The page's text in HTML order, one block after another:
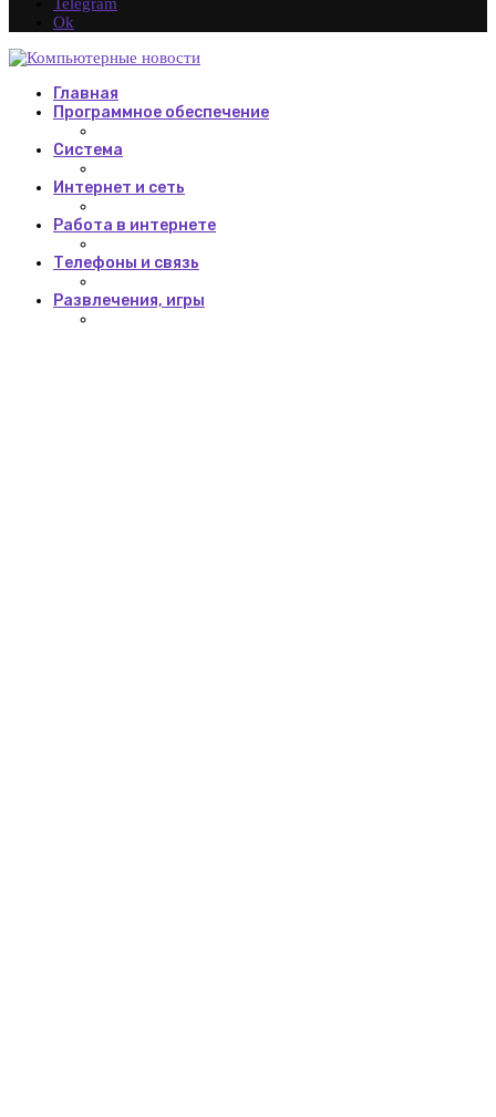
Ok
Главная
Программное обеспечение
Система
Интернет и сеть
Работа в интернете
Телефоны и связь
Развлечения, игры